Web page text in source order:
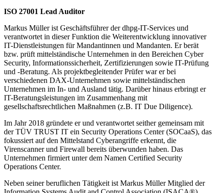
ISO 27001 Lead Auditor
Markus Müller ist Geschäftsführer der dhpg-IT-Services und
verantwortet in dieser Funktion die Weiterentwicklung innovativer
IT-Dienstleistungen für Mandantinnen und Mandanten. Er berät
bzw. prüft mittelständische Unternehmen in den Bereichen Cyber
Security, Informationssicherheit, Zertifizierungen sowie IT-Prüfung
und -Beratung. Als projektbegleitender Prüfer war er bei
verschiedenen DAX-Unternehmen sowie mittelständischen
Unternehmen im In- und Ausland tätig. Darüber hinaus erbringt er
IT-Beratungsleistungen im Zusammenhang mit
gesellschaftsrechtlichen Maßnahmen (z.B. IT Due Diligence).
Im Jahr 2018 gründete er und verantwortet seither gemeinsam mit
der TÜV TRUST IT ein Security Operations Center (SOCaaS), das
fokussiert auf den Mittelstand Cyberangriffe erkennt, die
Virenscanner und Firewall bereits überwunden haben. Das
Unternehmen firmiert unter dem Namen Certified Security
Operations Center.
Neben seiner beruflichen Tätigkeit ist Markus Müller Mitglied der